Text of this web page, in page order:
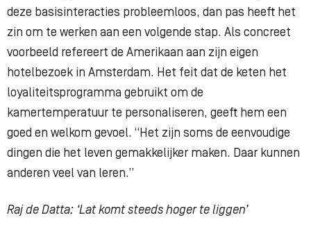
deze basisinteracties probleemloos, dan pas heeft het
zin om te werken aan een volgende stap. Als concreet
voorbeeld refereert de Amerikaan aan zijn eigen
hotelbezoek in Amsterdam. Het feit dat de keten het
loyaliteitsprogramma gebruikt om de
kamertemperatuur te personaliseren, geeft hem een
goed en welkom gevoel. “Het zijn soms de eenvoudige
dingen die het leven gemakkelijker maken. Daar kunnen
anderen veel van leren.”
Raj de Datta: ‘Lat komt steeds hoger te liggen’